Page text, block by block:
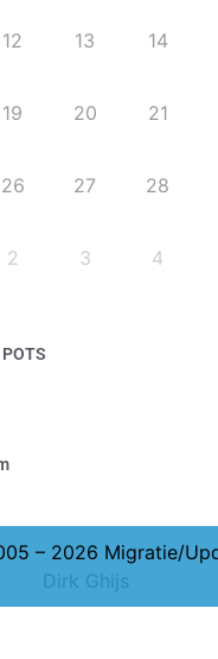
12 13 14
19 20 21
26 27 28
2 3 4
– 2026 Migratie/
Dirk Ghijs